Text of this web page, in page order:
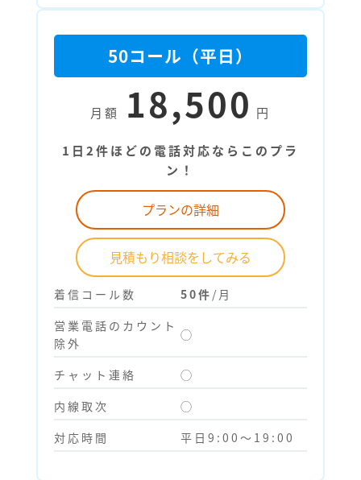
50コール（平日）
月額 18,500 円
1日2件ほどの電話対応ならこのプラ
ン！
プランの詳細
見積もり相談をしてみる
着信コール数 50件 /月
営業電話のカウント
除外
◯
チャット連絡
◯
内線取次
◯
対応時間
平日9:00～19:00